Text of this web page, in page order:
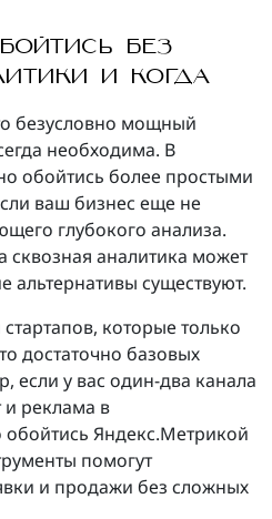
БЕЗ
И КОГДА
безусловно мощный
необходима. В
обойтись более простыми
ваш бизнес еще не
глубокого анализа.
сквозная аналитика может
альтернативы существуют.
которые только
достаточно базовых
если у вас один-два канала
реклама в
Яндекс.Метрикой
помогут
и продажи без сложных